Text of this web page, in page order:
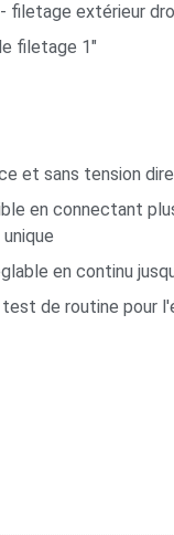
filetage extérieur
filetage 1"
et sans tension
en connectant
en continu
de routine pour